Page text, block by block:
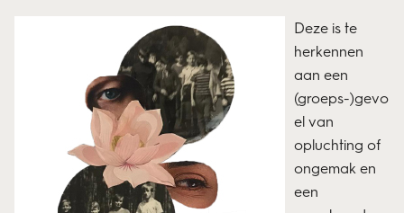
Deze is te
herkennen
aan een
(groeps-)gevo
el van
opluchting of
ongemak en
een